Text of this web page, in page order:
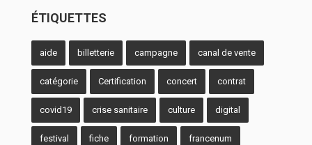
ÉTIQUETTES
aide billetterie campagne canal de vente
catégorie Certification concert contrat
covid19 crise sanitaire culture digital
festival fiche formation francenum